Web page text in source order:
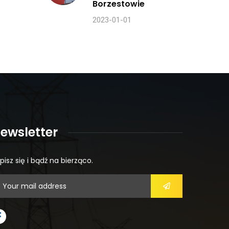
Borzestowie
2023-01-01
się i bądź na bierząco.